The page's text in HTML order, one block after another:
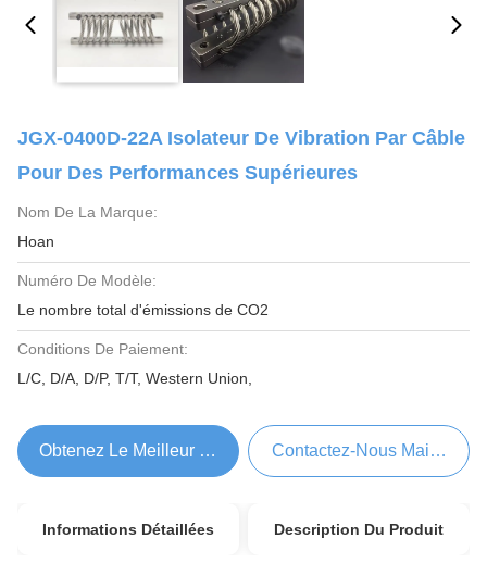
JGX-0400D-22A Isolateur De Vibration Par Câble
Pour Des Performances Supérieures
Nom De La Marque:
Hoan
Numéro De Modèle:
Le nombre total d'émissions de CO2
Conditions De Paiement:
L/C, D/A, D/P, T/T, Western Union,
Obtenez Le Meilleur Prix Contactez-Nous Maintenant
Informations Détaillées Description Du Produit